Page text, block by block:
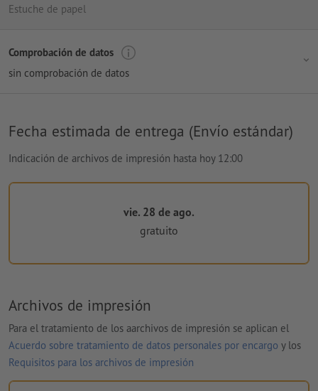
Estuche de papel
Comprobación de datos
sin comprobación de datos
Fecha estimada de entrega (Envío estándar)
Indicación de archivos de impresión hasta hoy 12:00
vie. 28 de ago.
gratuito
Archivos de impresión
Para el tratamiento de los aarchivos de impresión se aplican el
Acuerdo sobre tratamiento de datos personales por encargo y los
Requisitos para los archivos de impresión